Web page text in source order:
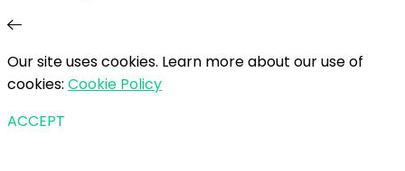
Our site uses cookies. Learn more about our use of
cookies: Cookie Policy
ACCEPT